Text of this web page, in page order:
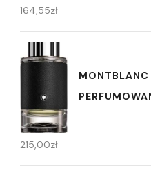
164,55zł
MONTBLANC
215,00zł